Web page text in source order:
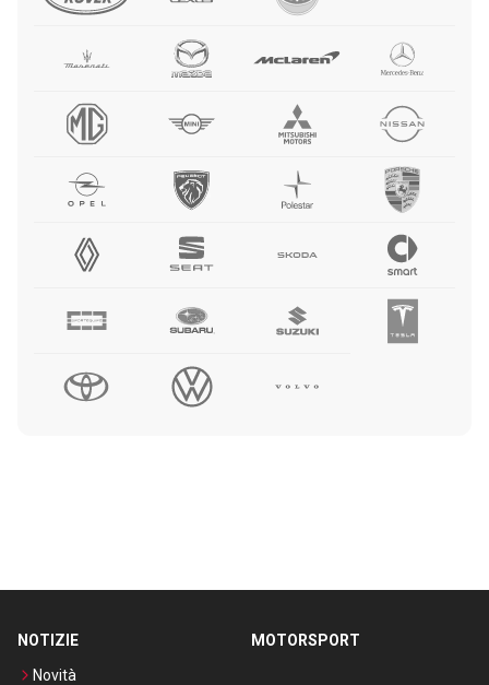
NOTIZIE
Novità
MOTORSPORT